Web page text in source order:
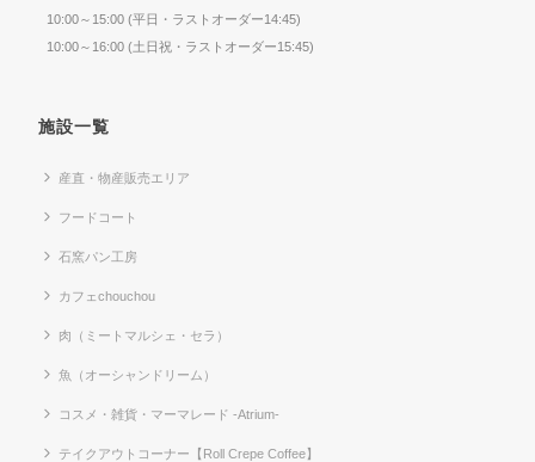
10:00～15:00 (平日・ラストオーダー14:45)
10:00～16:00 (土日祝・ラストオーダー15:45)
施設一覧
産直・物産販売エリア
フードコート
石窯パン工房
カフェchouchou
肉（ミートマルシェ・セラ）
魚（オーシャンドリーム）
コスメ・雑貨・マーマレード -Atrium-
テイクアウトコーナー【Roll Crepe Coffee】